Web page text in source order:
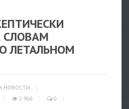
СЛОВАМ
ЛЕТАЛЬНОМ
НОВОСТИ
2 966 0